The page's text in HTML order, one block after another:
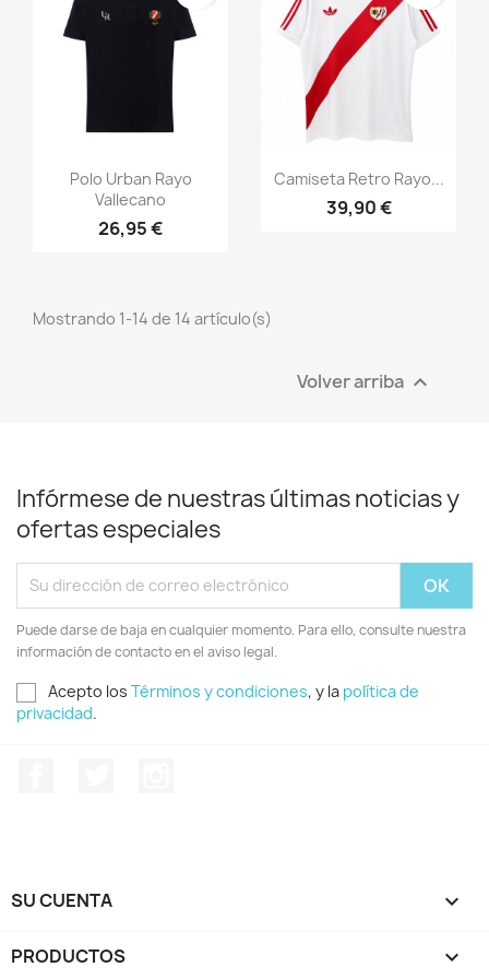
Vista rápida
Polo Urban Rayo
Vallecano
26,95 €
Vista rápida
Camiseta Retro Rayo...
39,90 €
Mostrando 1-14 de 14 artículo(s)
Volver arriba 
Infórmese de nuestras últimas noticias y
ofertas especiales
Puede darse de baja en cualquier momento. Para ello, consulte nuestra
información de contacto en el aviso legal.
Acepto los Términos y condiciones, y la política de
privacidad.
SU CUENTA 
PRODUCTOS 